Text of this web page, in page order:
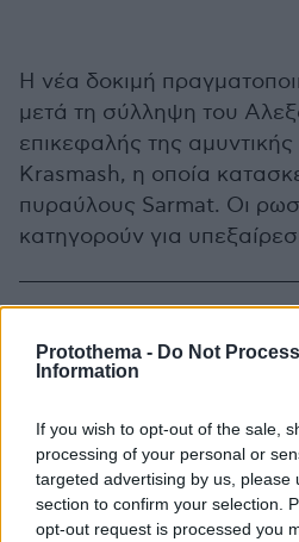
Protothema - Do Not
Information
If you wish to opt-out of the sale,
processing of your personal or
targeted advertising by us, please
section to confirm your selection.
opt-out request is processed you
Η νέα δοκιμή
μετά τη σύλληψη του
επικεφαλής της αμυντικής
Krasmash, η οποία
πυραύλους Sarmat. Οι
κατηγορούν για
Σχετικά Άρθρα
και μάθετε πρώτοι όλες τις
και τον Κόσμο, τη στιγμή
Protothema.gr